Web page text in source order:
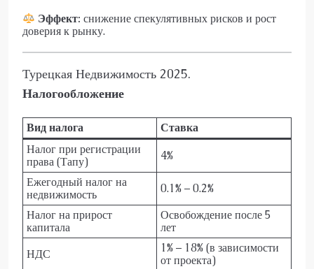
Эффект: снижение спекулятивных рисков и рост
доверия к рынку.
Турецкая Недвижимость 2025.
Налогообложение
Вид налога
Ставка
Налог при регистрации
права (Тапу)
4%
Ежегодный налог на
недвижимость
0.1% – 0.2%
Налог на прирост
капитала
Освобождение после 5
лет
НДС
1% – 18% (в зависимости
от проекта)